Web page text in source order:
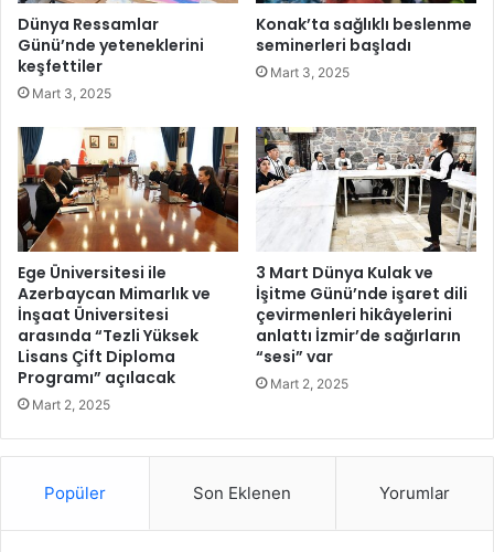
l
a
a
z
ı
r
s
k
a
h
a
f
a
z
l
a
!
Dünya Ressamlar
Günü’nde yeteneklerini
keşfettiler
Mart 3, 2025
Konak’ta sağlıklı beslenme
seminerleri başladı
Mart 3, 2025
Ege Üniversitesi ile
Azerbaycan Mimarlık ve
İnşaat Üniversitesi
arasında “Tezli Yüksek
Lisans Çift Diploma
Programı” açılacak
Mart 2, 2025
3 Mart Dünya Kulak ve
İşitme Günü’nde işaret dili
çevirmenleri hikâyelerini
anlattı İzmir’de sağırların
“sesi” var
Mart 2, 2025
Popüler Son Eklenen Yorumlar